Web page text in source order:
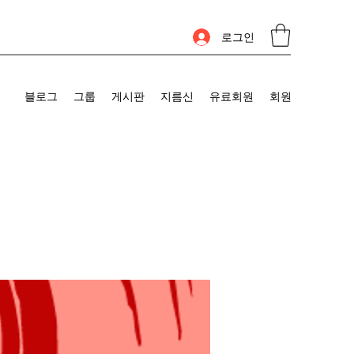
로그인
블로그 그룹 게시판 지름신 유료회원 회원